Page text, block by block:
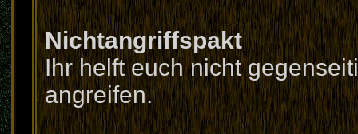
Nichtangriffspakt
Ihr helft euch nicht
angreifen.